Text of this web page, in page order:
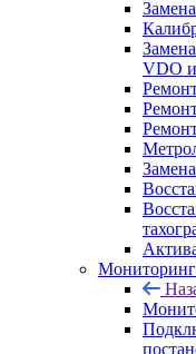
VDO
Мониторинг